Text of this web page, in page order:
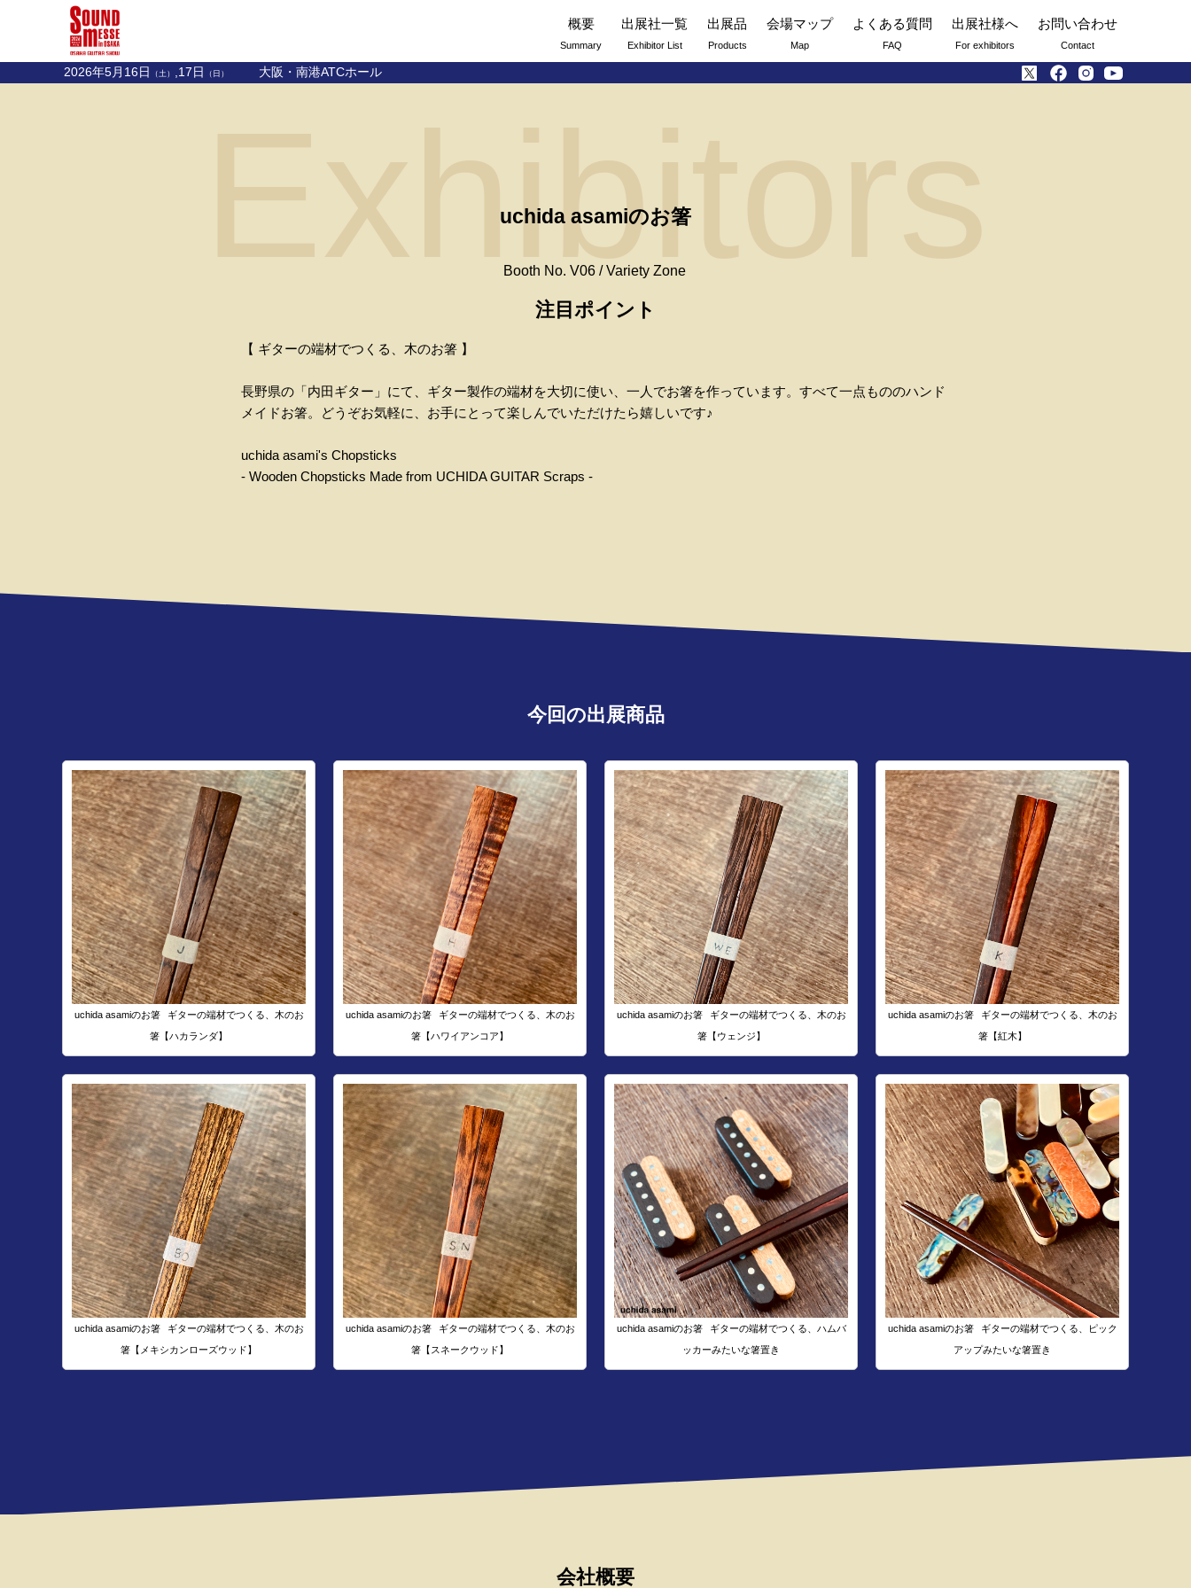
概要
Summary
出展社一覧
Exhibitor List
出展品
Products
会場マップ
Map
よくある質問
FAQ
出展社様へ
For exhibitors
お問い合わせ
Contact
2026年5月16日 （土） ,17日 （日） 大阪・南港ATCホール
Exhibitors
uchida asamiのお箸
Booth No. V06 / Variety Zone
注目ポイント
【 ギターの端材でつくる、木のお箸 】
長野県の「内田ギター」にて、ギター製作の端材を大切に使い、一人でお箸を作っています。すべて一点もののハンド
メイドお箸。どうぞお気軽に、お手にとって楽しんでいただけたら嬉しいです♪
uchida asami's Chopsticks
- Wooden Chopsticks Made from UCHIDA GUITAR Scraps -
今回の出展商品
uchida asamiのお箸
ギターの端材でつくる、木のお
箸【ハカランダ】
uchida asamiのお箸
ギターの端材でつくる、木のお
箸【ハワイアンコア】
uchida asamiのお箸
ギターの端材でつくる、木のお
箸【ウェンジ】
uchida asamiのお箸
ギターの端材でつくる、木のお
箸【紅木】
uchida asamiのお箸
ギターの端材でつくる、木のお
箸【メキシカンローズウッド】
uchida asamiのお箸
ギターの端材でつくる、木のお
箸【スネークウッド】
uchida asamiのお箸
ギターの端材でつくる、ハムバ
ッカーみたいな箸置き
uchida asamiのお箸
ギターの端材でつくる、ピック
アップみたいな箸置き
会社概要